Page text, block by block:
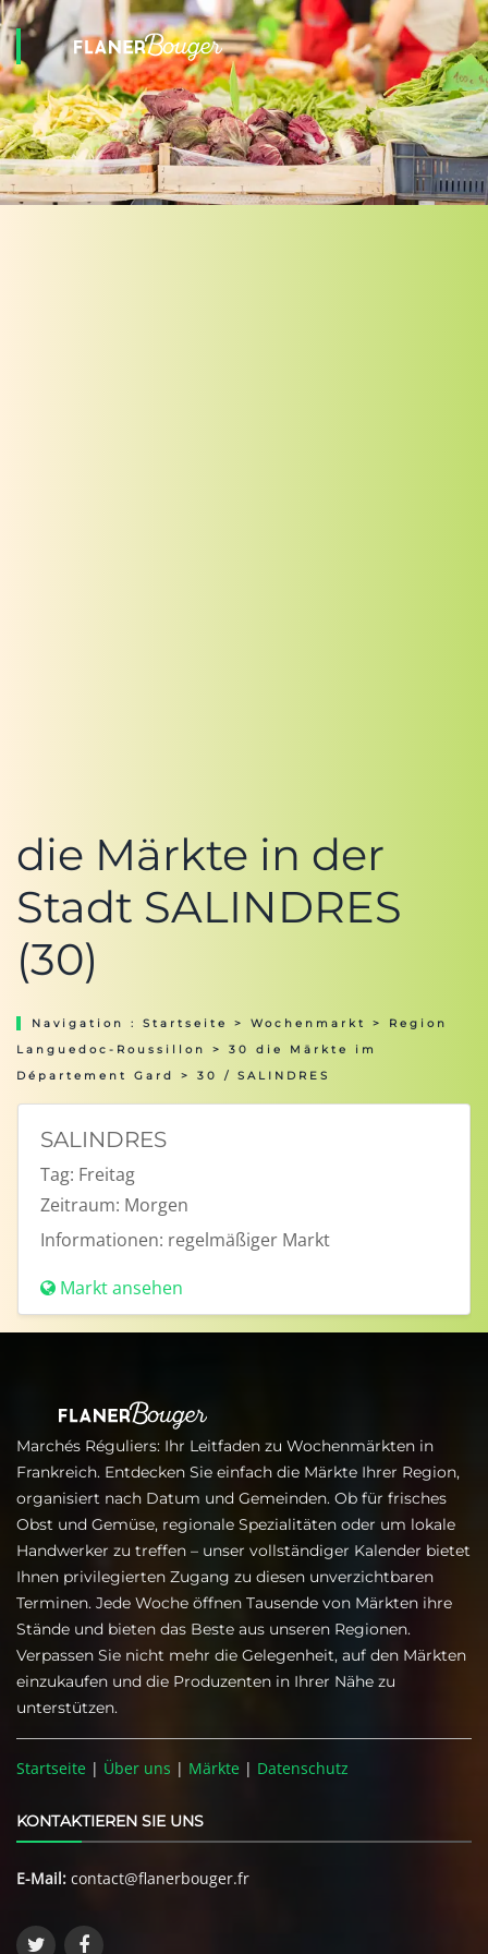
die Märkte in der
Stadt SALINDRES
(30)
Navigation : Startseite > Wochenmarkt > Region
Languedoc-Roussillon
> 30 die Märkte im
Département Gard
> 30 / SALINDRES
SALINDRES
Tag: Freitag
Zeitraum: Morgen
Informationen: regelmäßiger Markt
Markt ansehen
Marchés Réguliers: Ihr Leitfaden zu Wochenmärkten in
Frankreich. Entdecken Sie einfach die Märkte Ihrer Region,
organisiert nach Datum und Gemeinden. Ob für frisches
Obst und Gemüse, regionale Spezialitäten oder um lokale
Handwerker zu treffen – unser vollständiger Kalender bietet
Ihnen privilegierten Zugang zu diesen unverzichtbaren
Terminen. Jede Woche öffnen Tausende von Märkten ihre
Stände und bieten das Beste aus unseren Regionen.
Verpassen Sie nicht mehr die Gelegenheit, auf den Märkten
einzukaufen und die Produzenten in Ihrer Nähe zu
unterstützen.
Startseite | Über uns | Märkte | Datenschutz
KONTAKTIEREN SIE UNS
E-Mail: contact@flanerbouger.fr